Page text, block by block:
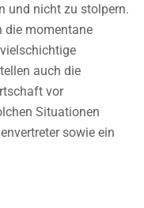
und nicht zu stolpern.
die momentane
auch die
vor
Situationen
sowie ein